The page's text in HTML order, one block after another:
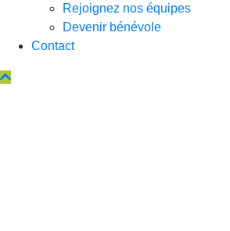
Rejoignez nos équipes
Devenir bénévole
Contact